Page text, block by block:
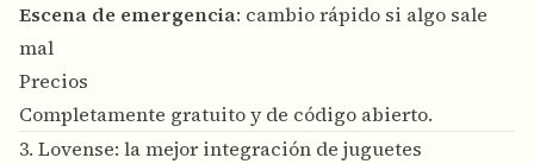
Escena de emergencia: cambio rápido si algo sale
mal
Precios
Completamente gratuito y de código abierto.
3. Lovense: la mejor integración de juguetes